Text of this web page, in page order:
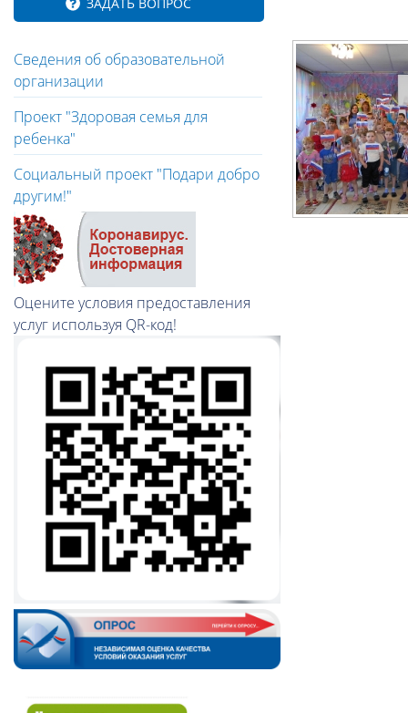
Сведения об образовательной
организации
Проект "Здоровая семья для
ребенка"
Социальный проект "Подари добро
другим!"
Оцените условия предоставления
услуг используя QR-код!